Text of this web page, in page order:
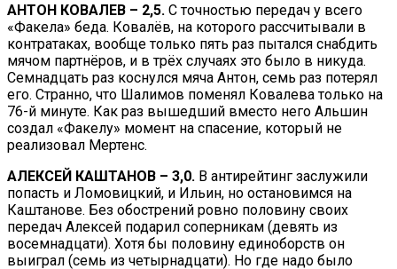
АНТОН КОВАЛЕВ – 2,5. С точностью передач у всего
«Факела» беда. Ковалёв, на которого рассчитывали в
контратаках, вообще только пять раз пытался снабдить
мячом партнёров, и в трёх случаях это было в никуда.
Семнадцать раз коснулся мяча Антон, семь раз потерял
его. Странно, что Шалимов поменял Ковалева только на
76-й минуте. Как раз вышедший вместо него Альшин
создал «Факелу» момент на спасение, который не
реализовал Мертенс.
АЛЕКСЕЙ КАШТАНОВ – 3,0. В антирейтинг заслужили
попасть и Ломовицкий, и Ильин, но остановимся на
Каштанове. Без обострений ровно половину своих
передач Алексей подарил соперникам (девять из
восемнадцати). Хотя бы половину единоборств он
выиграл (семь из четырнадцати). Но где надо было